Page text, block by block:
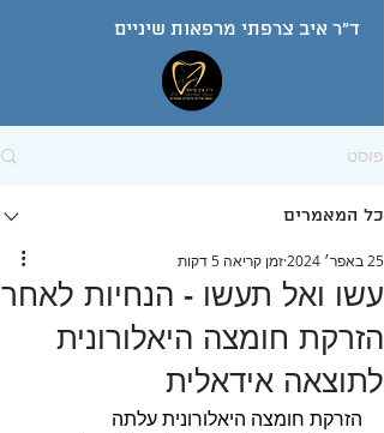
ד"ר איב צרפתי מרפאות שיניים
פוסט
כל המאמרים
עשו ואל תעשו - הנחיות לאחר
הזרקת חומצה היאלורונית
לתוצאה אידאלית
25 באפר׳ 2024 זמן קריאה 5 דקות
הזרקת חומצה היאלורונית עלתה